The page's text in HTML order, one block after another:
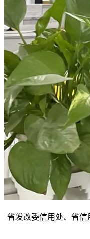
省发改委信用处、省